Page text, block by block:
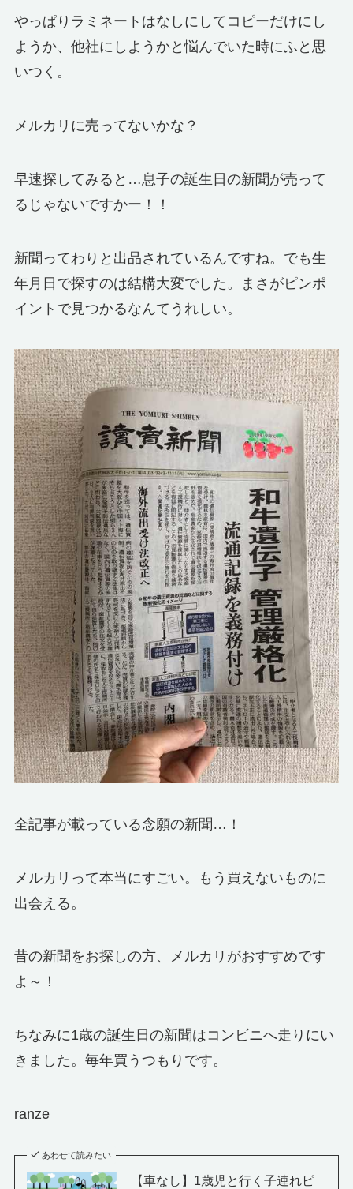
やっぱりラミネートはなしにしてコピーだけにし
ようか、他社にしようかと悩んでいた時にふと思
いつく。
メルカリに売ってないかな？
早速探してみると…息子の誕生日の新聞が売って
るじゃないですかー！！
新聞ってわりと出品されているんですね。でも生
年月日で探すのは結構大変でした。まさがピンポ
イントで見つかるなんてうれしい。
全記事が載っている念願の新聞…！
メルカリって本当にすごい。もう買えないものに
出会える。
昔の新聞をお探しの方、メルカリがおすすめです
よ～！
ちなみに1歳の誕生日の新聞はコンビニへ走りにい
きました。毎年買うつもりです。
ranze
あわせて読みたい
【車なし】1歳児と行く子連れピ